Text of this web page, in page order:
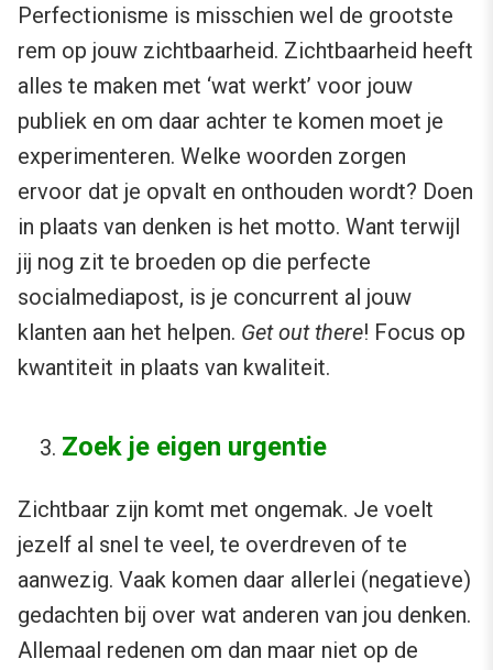
Perfectionisme is misschien wel de grootste
rem op jouw zichtbaarheid. Zichtbaarheid heeft
alles te maken met ‘wat werkt’ voor jouw
publiek en om daar achter te komen moet je
experimenteren. Welke woorden zorgen
ervoor dat je opvalt en onthouden wordt? Doen
in plaats van denken is het motto. Want terwijl
jij nog zit te broeden op die perfecte
socialmediapost, is je concurrent al jouw
klanten aan het helpen. Get out there! Focus op
kwantiteit in plaats van kwaliteit.
Zoek je eigen urgentie
Zichtbaar zijn komt met ongemak. Je voelt
jezelf al snel te veel, te overdreven of te
aanwezig. Vaak komen daar allerlei (negatieve)
gedachten bij over wat anderen van jou denken.
Allemaal redenen om dan maar niet op de